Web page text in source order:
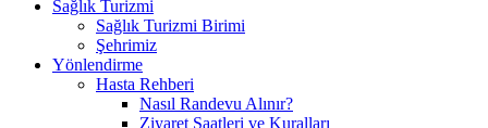
Sağlık Turizmi
Sağlık Turizmi Birimi
Şehrimiz
Yönlendirme
Hasta Rehberi
Nasıl Randevu Alınır?
Ziyaret Saatleri ve Kuralları